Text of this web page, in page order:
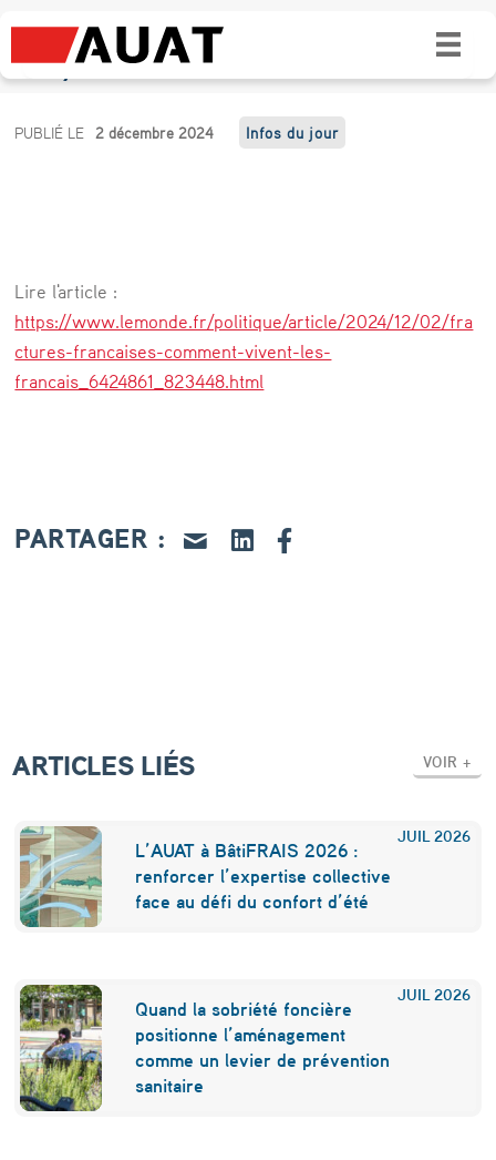
Fractures françaises : « Comment vivent les
Français ? »
F
t
u
r
e
a
e
:
«
C
m
m
e
n
PUBLIÉ LE 2 décembre 2024 Infos du jour
Lire l'article :
https://www.lemonde.fr/politique/article/2024/12/02/fra
ctures-francaises-comment-vivent-les-
francais_6424861_823448.html
PARTAGER :
ARTICLES LIÉS VOIR +
JUIL 2026
L’AUAT à BâtiFRAIS 2026 :
renforcer l’expertise collective
face au défi du confort d’été
JUIL 2026
Quand la sobriété foncière
positionne l’aménagement
comme un levier de prévention
sanitaire